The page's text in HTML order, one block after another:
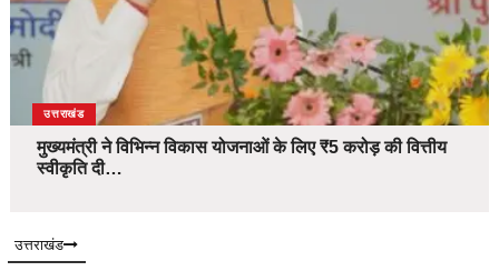
उत्तराखंड
मुख्यमंत्री ने विभिन्न विकास योजनाओं के लिए ₹5 करोड़ की वित्तीय
स्वीकृति दी…
उत्तराखंड